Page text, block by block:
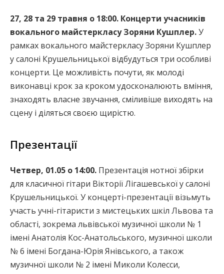
27, 28 та 29 травня о 18:00. Концерти учасників
вокального майстеркласу Зоряни Кушплер.У
рамках вокального майстеркласу Зоряни Кушплер
у салоні Крушельницької відбудуться три особливі
концерти. Це можливість почути, як молоді
виконавці крок за кроком удосконалюють вміння,
знаходять власне звучання, сміливіше виходять на
сцену і діляться своєю щирістю.
Презентації
Четвер, 01.05 о 14:00. Презентація нотної збірки
для класичної гітари Вікторії Лігашевської у салоні
Крушельницької. У концерті-презентації візьмуть
участь учні-гітаристи з мистецьких шкіл Львова та
області, зокрема львівської музичної школи № 1
імені Анатолія Кос-Анатольського, музичної школи
№ 6 імені Богдана-Юрія Янівського, а також
музичної школи № 2 імені Миколи Колесси,